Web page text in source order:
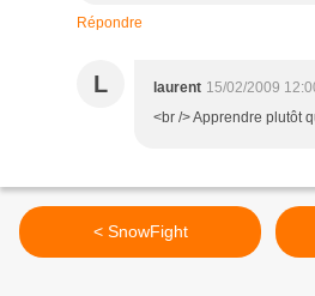
Répondre
L laurent 15/02/2009
<br /> Apprendre plutôt
< SnowFight